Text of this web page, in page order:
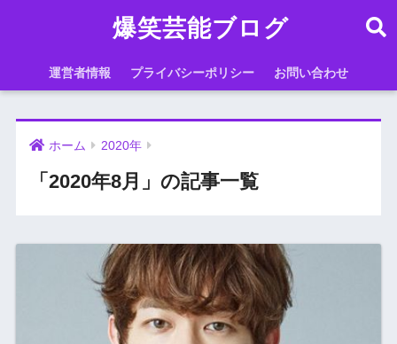
爆笑芸能ブログ
運営者情報 プライバシーポリシー お問い合わせ
ホーム 2020年
「2020年8月」の記事一覧